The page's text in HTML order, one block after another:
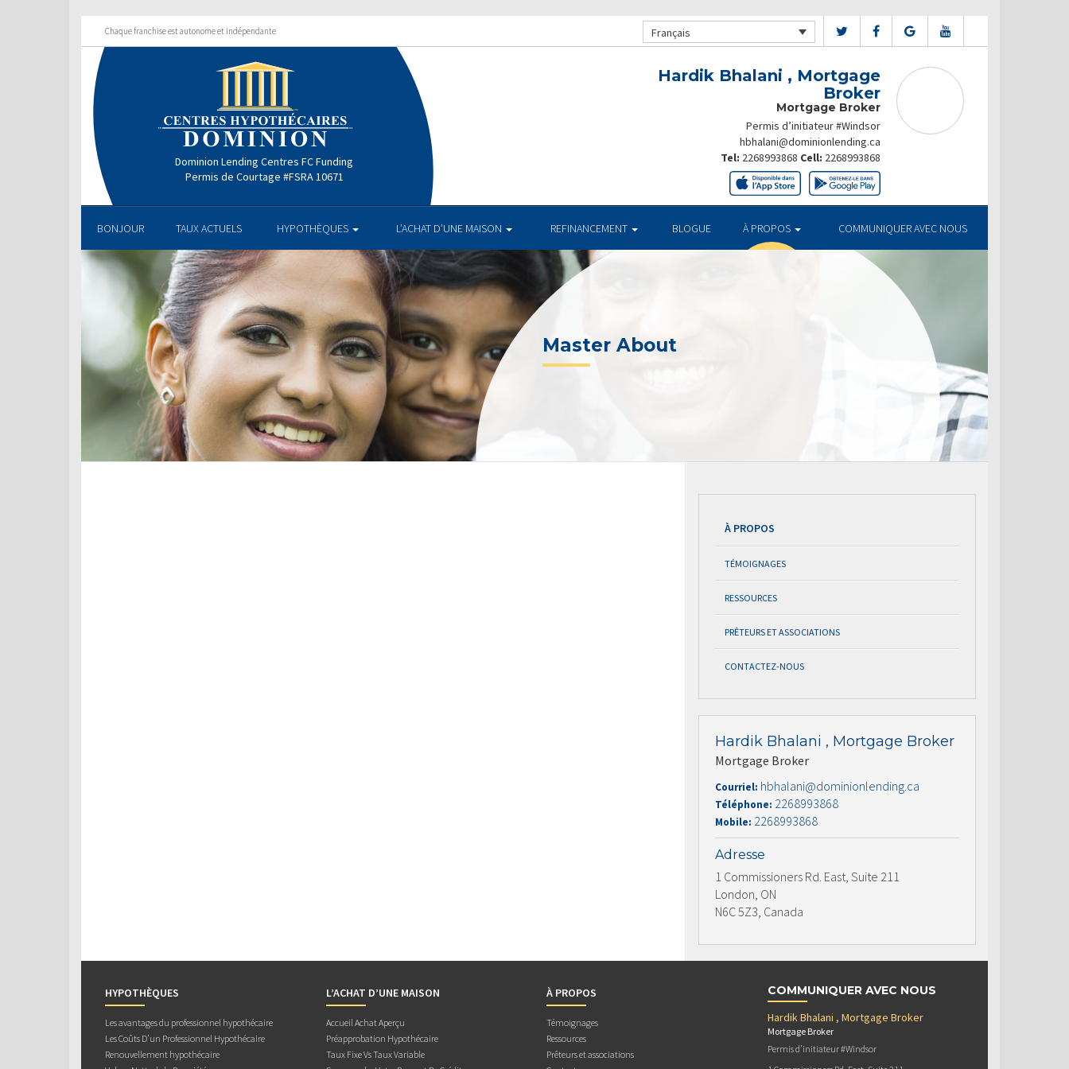
Chaque franchise est autonome et indépendante Français
Dominion Lending Centres FC Funding
Permis de Courtage #FSRA 10671
Hardik Bhalani , Mortgage
Broker
Mortgage Broker
Permis d’initiateur #Windsor
hbhalani@dominionlending.ca
Tel: 2268993868 Cell: 2268993868
BONJOUR TAUX ACTUELS HYPOTHÈQUES L’ACHAT D’UNE MAISON REFINANCEMENT BLOGUE À PROPOS COMMUNIQUER AVEC NOUS
Master About
À PROPOS
TÉMOIGNAGES
RESSOURCES
PRÊTEURS ET ASSOCIATIONS
CONTACTEZ-NOUS
Hardik Bhalani , Mortgage Broker
Mortgage Broker
Courriel: hbhalani@dominionlending.ca
Téléphone: 2268993868
Mobile: 2268993868
Adresse
1 Commissioners Rd. East, Suite 211
London, ON
N6C 5Z3, Canada
HYPOTHÈQUES
Les avantages du professionnel hypothécaire
Les Coûts D’un Professionnel Hypothécaire
Renouvellement hypothécaire
L’ACHAT D’UNE MAISON
Accueil Achat Aperçu
Préapprobation Hypothécaire
Taux Fixe Vs Taux Variable
À PROPOS
Témoignages
Ressources
Prêteurs et associations
COMMUNIQUER AVEC NOUS
Hardik Bhalani , Mortgage Broker
Mortgage Broker
Permis d’initiateur #Windsor